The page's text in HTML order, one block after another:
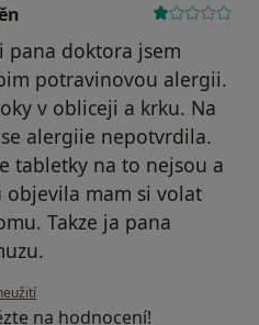
pana doktora jsem
potravinovou alergii.
v obliceji a krku. Na
alergiie nepotvrdila.
tabletky na to nejsou a
objevila mam si volat
Takze ja pana
uživatele Váš účet byl odstraněn
na hodnocení!